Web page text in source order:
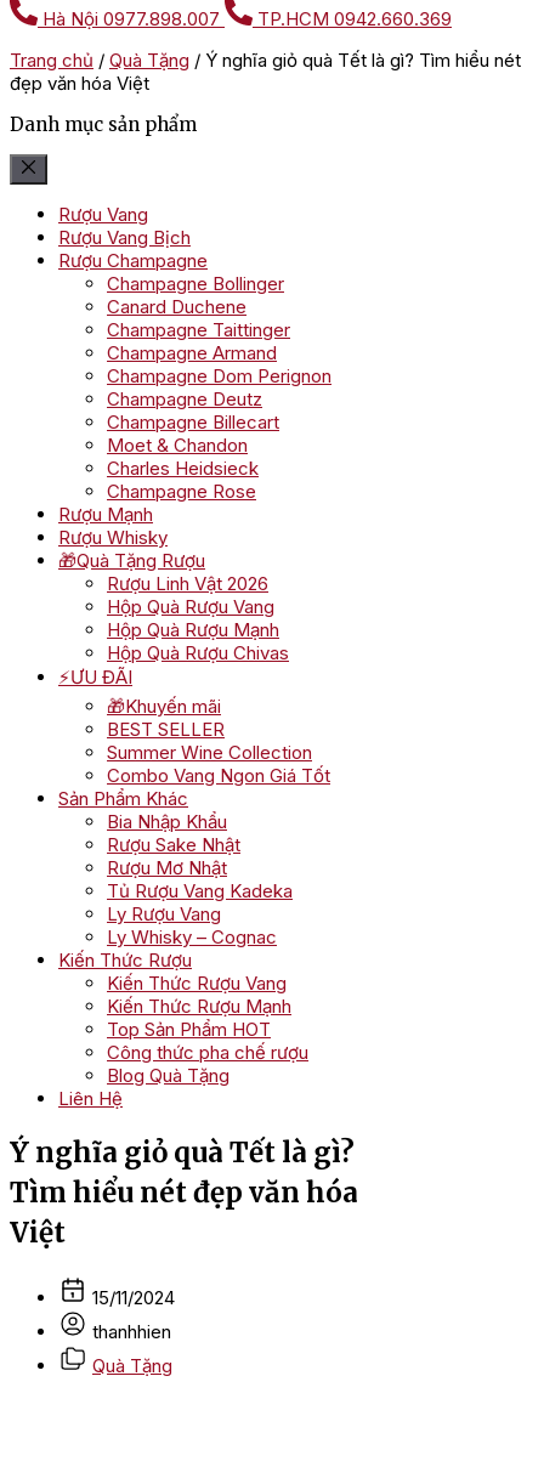
Hà Nội 0977.898.007 TP.HCM 0942.660.369
Trang chủ / Quà Tặng / Ý nghĩa giỏ quà Tết là gì? Tìm hiểu nét
đẹp văn hóa Việt
Danh mục sản phẩm
Rượu Vang
Rượu Vang Bịch
Rượu Champagne
Champagne Bollinger
Canard Duchene
Champagne Taittinger
Champagne Armand
Champagne Dom Perignon
Champagne Deutz
Champagne Billecart
Moet & Chandon
Charles Heidsieck
Champagne Rose
Rượu Mạnh
Rượu Whisky
🎁Quà Tặng Rượu
Rượu Linh Vật 2026
Hộp Quà Rượu Vang
Hộp Quà Rượu Mạnh
Hộp Quà Rượu Chivas
⚡ƯU ĐÃI
🎁Khuyến mãi
BEST SELLER
Summer Wine Collection
Combo Vang Ngon Giá Tốt
Sản Phẩm Khác
Bia Nhập Khẩu
Rượu Sake Nhật
Rượu Mơ Nhật
Tủ Rượu Vang Kadeka
Ly Rượu Vang
Ly Whisky – Cognac
Kiến Thức Rượu
Kiến Thức Rượu Vang
Kiến Thức Rượu Mạnh
Top Sản Phẩm HOT
Công thức pha chế rượu
Blog Quà Tặng
Liên Hệ
Ý nghĩa giỏ quà Tết là gì?
Tìm hiểu nét đẹp văn hóa
Việt
15/11/2024
thanhhien
Quà Tặng